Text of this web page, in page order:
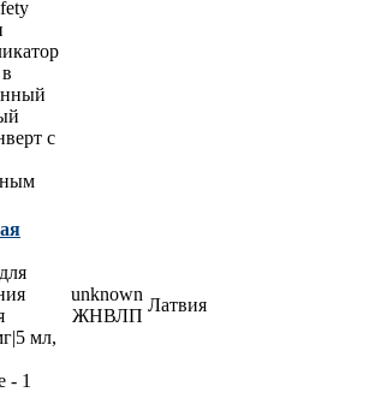
с
мл,
- 1
unknown
ЖНВЛП
Латвия